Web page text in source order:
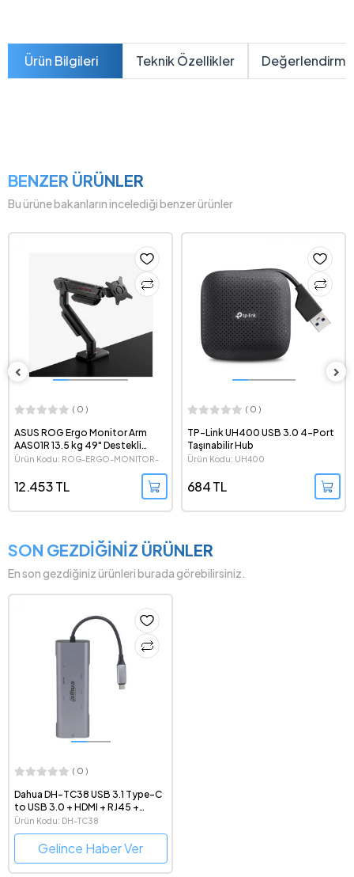
Ürün Bilgileri Teknik Özellikler
BENZER ÜRÜNLER
Bu ürüne bakanların incelediği benzer ürünler
( 0 )
ASUS ROG Ergo Monitor Arm
AAS01R 13.5 kg 49" Destekli
Ergonomik Monitör Kolu
Ürün Kodu: ROG-ERGO-MONITOR-
12.453 TL
( 0 )
TP-Link UH400 USB 3.0 4-Port
Taşınabilir Hub
Ürün Kodu: UH400
684 TL
SON GEZDİĞİNİZ ÜRÜNLER
En son gezdiğiniz ürünleri burada görebilirsiniz.
( 0 )
Dahua DH-TC38 USB 3.1 Type-C
to USB 3.0 + HDMI + RJ45 +
SD/TF + PD 8 in 1 USB Hub
Docking Station
Ürün Kodu: DH-TC38
Gelince Haber Ver